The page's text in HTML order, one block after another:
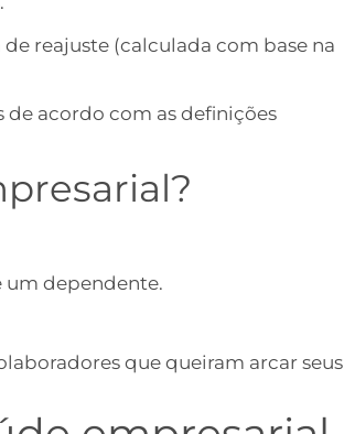
reajuste (calculada com base na
de acordo com as definições
um dependente.
que queiram arcar seus